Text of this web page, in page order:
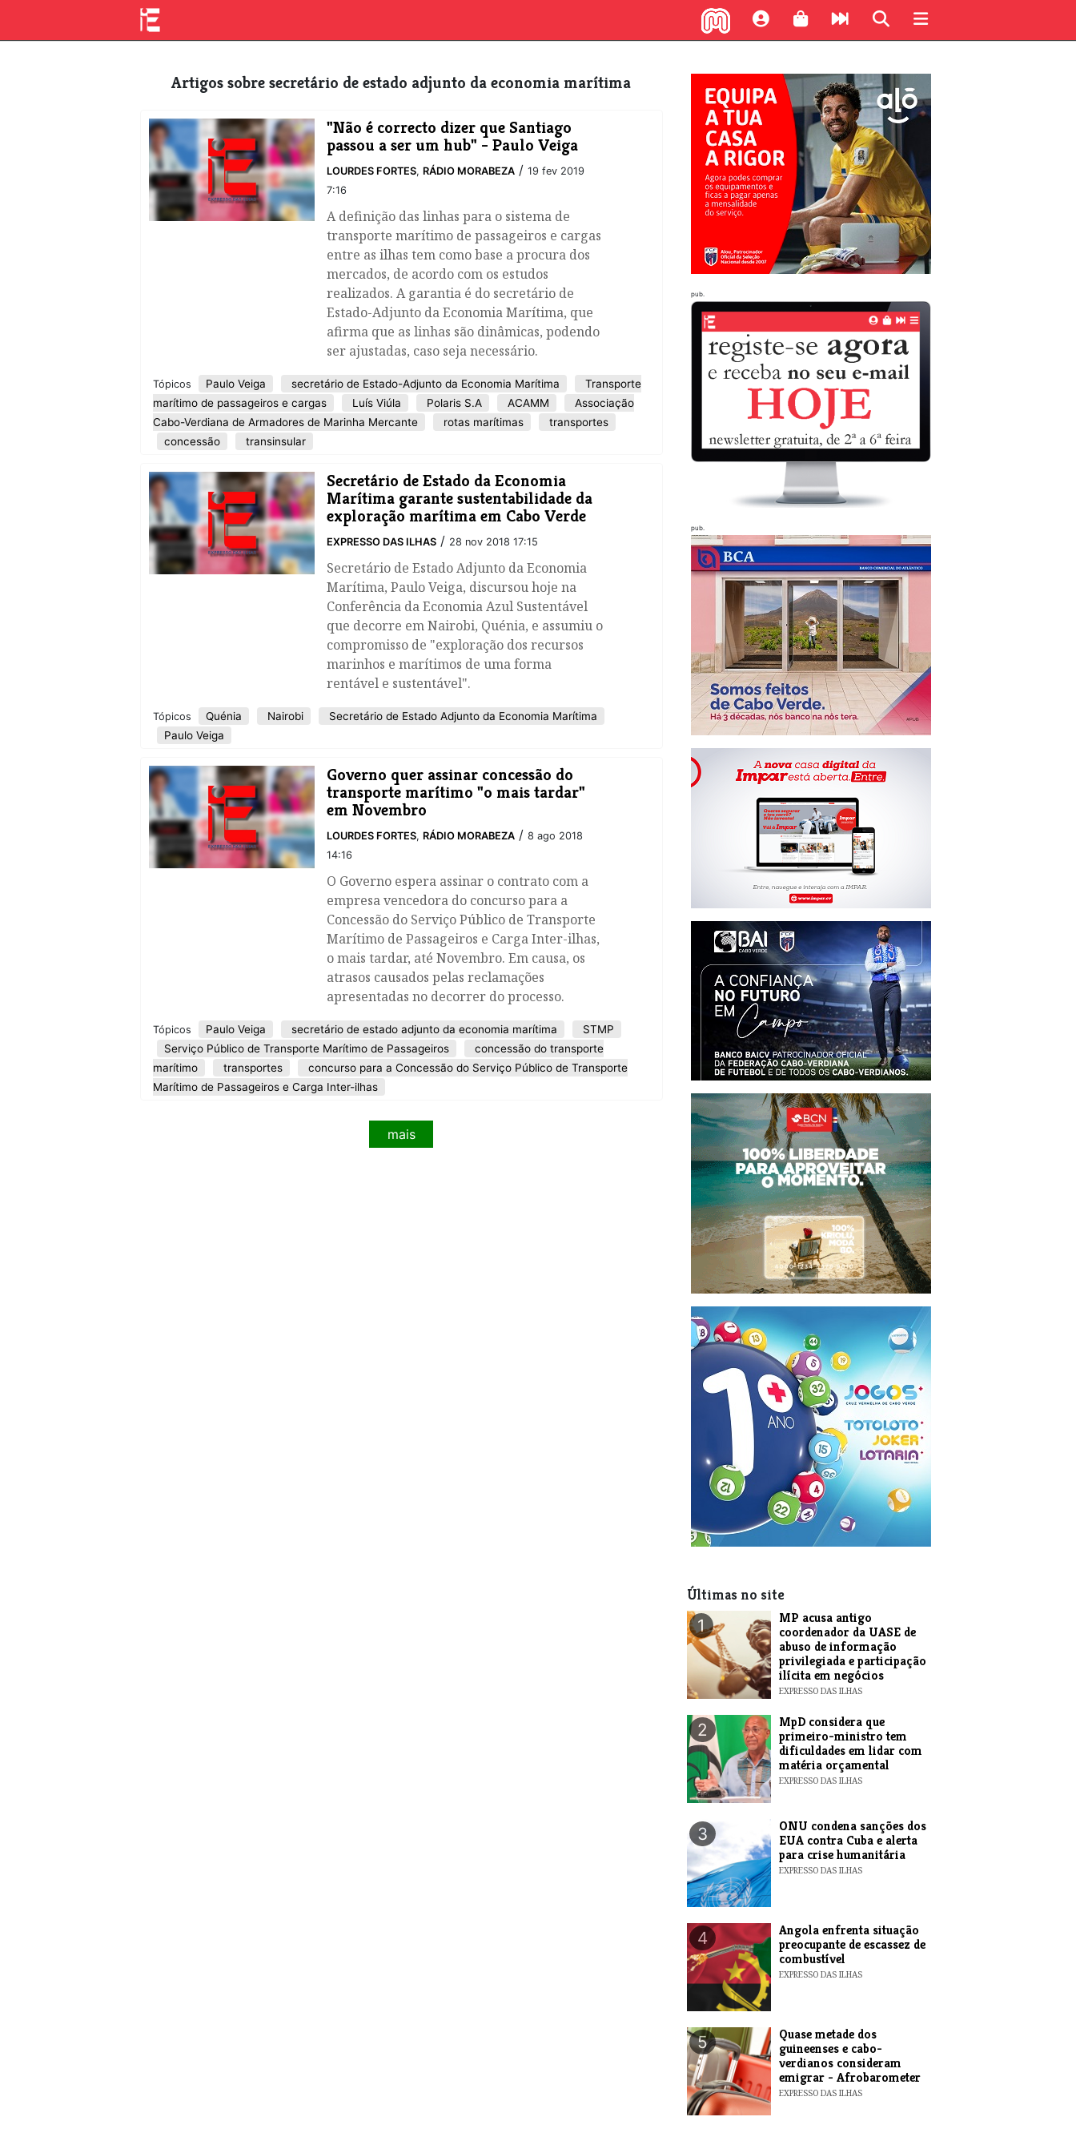
Artigos sobre secretário de estado adjunto da economia marítima
"Não é correcto dizer que Santiago
passou a ser um hub" - Paulo Veiga
LOURDES FORTES, RÁDIO MORABEZA / 19 fev 2019
7:16
A definição das linhas para o sistema de
transporte marítimo de passageiros e cargas
entre as ilhas tem como base a procura dos
mercados, de acordo com os estudos
realizados. A garantia é do secretário de
Estado-Adjunto da Economia Marítima, que
afirma que as linhas são dinâmicas, podendo
ser ajustadas, caso seja necessário.
Tópicos Paulo Veiga secretário de Estado-Adjunto da Economia Marítima
Transporte
marítimo de passageiros e cargas
Luís Viúla Polaris S.A ACAMM
Associação
Cabo-Verdiana de Armadores de Marinha Mercante
rotas marítimas
transportes
concessão
transinsular
Secretário de Estado da Economia
Marítima garante sustentabilidade da
exploração marítima em Cabo Verde
EXPRESSO DAS ILHAS / 28 nov 2018 17:15
Secretário de Estado Adjunto da Economia
Marítima, Paulo Veiga, discursou hoje na
Conferência da Economia Azul Sustentável
que decorre em Nairobi, Quénia, e assumiu o
compromisso de "exploração dos recursos
marinhos e marítimos de uma forma
rentável e sustentável".
Tópicos Quénia Nairobi
Secretário de Estado Adjunto da Economia Marítima
Paulo Veiga
Governo quer assinar concessão do
transporte marítimo "o mais tardar"
em Novembro
LOURDES FORTES, RÁDIO MORABEZA / 8 ago 2018
14:16
​O Governo espera assinar o contrato com a
empresa vencedora do concurso para a
Concessão do Serviço Público de Transporte
Marítimo de Passageiros e Carga Inter-ilhas,
o mais tardar, até Novembro. Em causa, os
atrasos causados pelas reclamações
apresentadas no decorrer do processo.
Tópicos Paulo Veiga secretário de estado adjunto da economia marítima
STMP
Serviço Público de Transporte Marítimo de Passageiros
concessão do transporte
marítimo
transportes
concurso para a Concessão do Serviço Público de Transporte
Marítimo de Passageiros e Carga Inter-ilhas
mais
pub.
pub.
Últimas no site
1
MP acusa antigo
coordenador da UASE de
abuso de informação
privilegiada e participação
ilícita em negócios
EXPRESSO DAS ILHAS
2
MpD considera que
primeiro-ministro tem
dificuldades em lidar com
matéria orçamental
EXPRESSO DAS ILHAS
3
ONU condena sanções dos
EUA contra Cuba e alerta
para crise humanitária
EXPRESSO DAS ILHAS
4
Angola enfrenta situação
preocupante de escassez de
combustível
EXPRESSO DAS ILHAS
5
Quase metade dos
guineenses e cabo-
verdianos consideram
emigrar - Afrobarometer
EXPRESSO DAS ILHAS